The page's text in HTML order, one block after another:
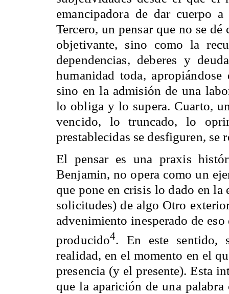
emancipadora de dar
Tercero, un pensar que no se
objetivante, sino como la
dependencias, deberes y
humanidad toda,
sino en la admisión de una
lo obliga y lo supera. Cuarto,
vencido, lo truncado, lo
prestablecidas se desfiguren, se
El pensar es una praxis
Benjamin, no opera como un
que pone en crisis lo dado en la
solicitudes) de algo Otro
advenimiento inesperado de
producido4. En este sentido,
realidad, en el momento en el
presencia (y el presente). Esta
que la aparición de una